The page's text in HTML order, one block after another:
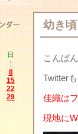
幼き
こんば
Twitter
佳織は
現地に
日
1
8
15
22
29